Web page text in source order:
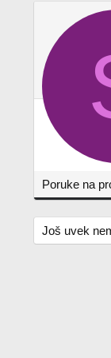
Poruke na
Još uvek